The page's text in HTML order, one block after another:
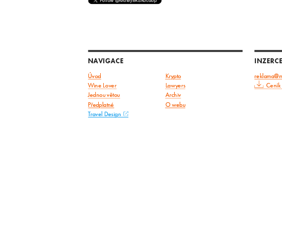
NAVIGACE
Úvod
Krypto
Wine Lover
Lawyers
Jednou větou Archiv
Předplatné O webu
Travel Design
INZERCE
Ceník